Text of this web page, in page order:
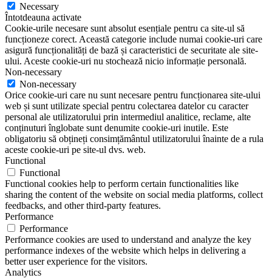
Necessary
Întotdeauna activate
Cookie-urile necesare sunt absolut esențiale pentru ca site-ul să
funcționeze corect. Această categorie include numai cookie-uri care
asigură funcționalități de bază și caracteristici de securitate ale site-
ului. Aceste cookie-uri nu stochează nicio informație personală.
Non-necessary
Non-necessary
Orice cookie-uri care nu sunt necesare pentru funcționarea site-ului
web și sunt utilizate special pentru colectarea datelor cu caracter
personal ale utilizatorului prin intermediul analitice, reclame, alte
conținuturi înglobate sunt denumite cookie-uri inutile. Este
obligatoriu să obțineți consimțământul utilizatorului înainte de a rula
aceste cookie-uri pe site-ul dvs. web.
Functional
Functional
Functional cookies help to perform certain functionalities like
sharing the content of the website on social media platforms, collect
feedbacks, and other third-party features.
Performance
Performance
Performance cookies are used to understand and analyze the key
performance indexes of the website which helps in delivering a
better user experience for the visitors.
Analytics